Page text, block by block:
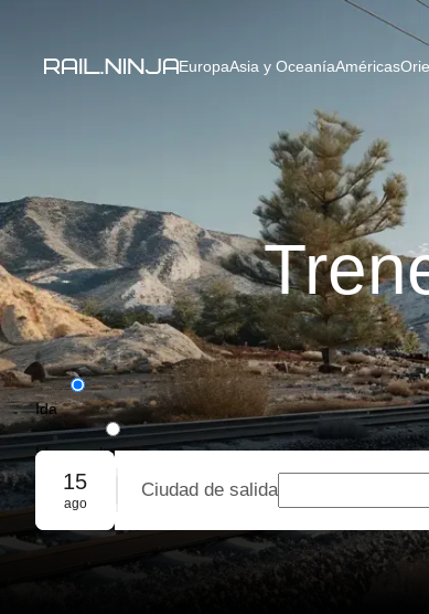
EuropaAsia y OceaníaAméricas
Ida
Ida y vuelta
Reserva grupal
15
ago
Ciudad de salida